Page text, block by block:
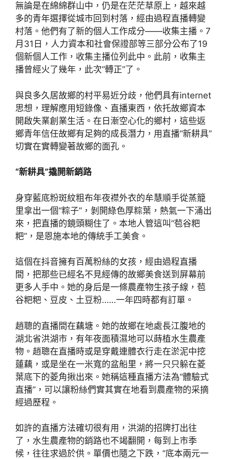
無論是在綿綿群山中，仍是在茫茫草原上，越來越
多的青年選擇從城市回到村落，經由過程直播轉變
村落。他們有了新的個人工作成分——收集主播。7
月31日，人力資本和社會保證部等三部分公布了19
個新個人工作，收集主播位列此中。此前，收集主
播曾經火了幾年，此次“轉正”了。
與良多久居故鄉的村平易近分歧，他們具有internet
思想，理解應用短錄像、直播東西，依托故鄉資本
開啟失業創業生活。在日漸空心化的鄉村，這些返
鄉青年信任故鄉有足夠的成長潛力，用直播“新耕具”
切實在實轉變著故鄉的面孔。
“新耕具”撬開新銷路
身穿藍底粉斑紋粗布年夜襟外衣的牟慧順手從蒸籠
里拿出一個“粽子”，剝開綠色厚粽葉，熱氣一下涌出
來，把直播的鏡頭糊住了。本地人管這叫“苞谷粑
粑”，是恩施本地的傳統手工美食。
這個在抖音擁有百萬粉絲的女孩，經由過程直播
間，把那些已經名不見經傳的故鄉美食送到屏幕前
更多人手中。她的身后是一條農產物生孩子線，苞
谷粑粑、豆皮、土豆粉……一年四時都有訂單。
趙聰的直播間在藕塘。她的故鄉在地處長江腹地的
湖北省洪湖市，有年夜面積濕地可以蒔植水生農產
物。趙聰在直播時或是穿戴連體衣行走在淤泥中挖
蓮藕，或是坐在一米寬的盆船里，將一只只躲在菱
葉底下的菱角揪出來。她稱這種直播方法為“體驗式
直播”，可以讓粉絲們實其實在地看到農產物的采摘
經過歷程。
如許的直播方法確切很有用，洪湖的招牌打出往
了，水生農產物的銷路也不竭翻開，每到上市季
候，往往求過於供。單價也隨之下跌，“底本兩元一